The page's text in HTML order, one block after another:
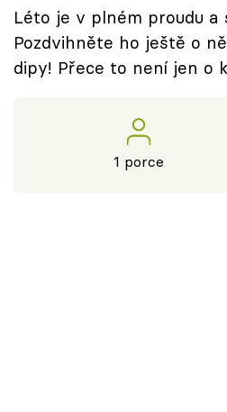
Těhotnej kuchař
Sledujte prima+
Léto je v plném proudu a
Pozdvihněte ho ještě o
dipy! Přece to není jen o
1 porce